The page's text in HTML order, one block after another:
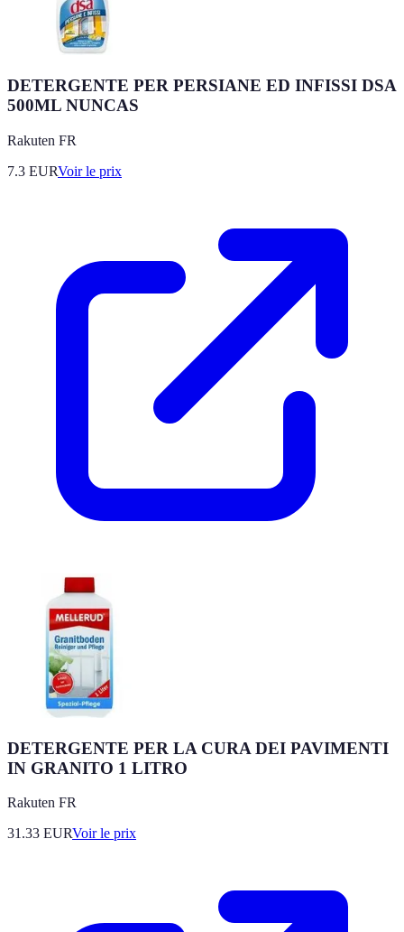
DETERGENTE PER PERSIANE ED INFISSI DSA
500ML NUNCAS
Rakuten FR
7.3 EURVoir le prix
DETERGENTE PER LA CURA DEI PAVIMENTI
IN GRANITO 1 LITRO
Rakuten FR
31.33 EURVoir le prix